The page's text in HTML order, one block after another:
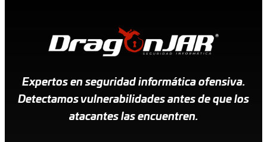
Expertos en seguridad informática ofensiva.
Detectamos vulnerabilidades antes de que los
atacantes las encuentren.